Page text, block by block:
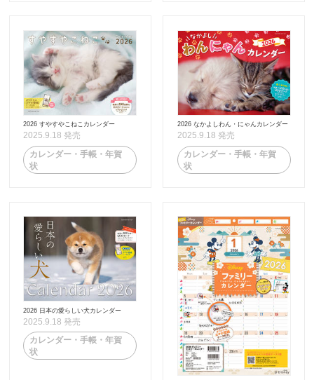
2026 すやすやこねこカレンダー
2025.9.18 発売
カレンダー・手帳・年賀
状
2026 なかよしわん・にゃんカレンダー
2025.9.18 発売
カレンダー・手帳・年賀
状
2026 日本の愛らしい犬カレンダー
2025.9.18 発売
カレンダー・手帳・年賀
状